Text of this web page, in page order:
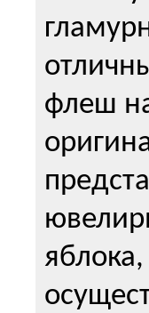
флеш